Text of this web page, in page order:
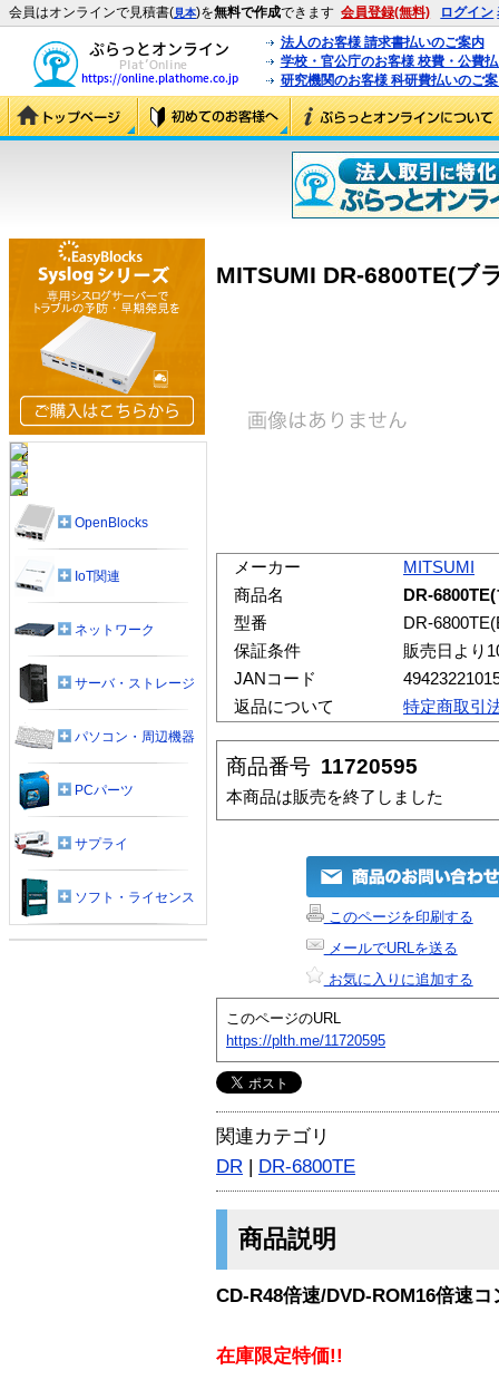
会員はオンラインで見積書(見本)を無料で作成できます 会員登録(無料) ログイン
法人のお客様 請求書払いのご案内
学校・官公庁のお客様 校費・公費
研究機関のお客様 科研費払いのご
MITSUMI DR-6800TE(ブ
メーカー
MITSUMI
商品名
DR-
型番
DR-
保証条件
販売日より
JANコード
返品について
特定商取引
商品番号 11720595
本商品は販売を終了しました
このページを印刷する
メールでURLを送る
お気に入りに追加する
このページのURL
https://plth.me/11720595
関連カテゴリ
DR | DR-6800TE
商品説明
CD-R48倍速/DVD-ROM16倍速
在庫限定特価!!
OpenBlocks
IoT関連
ネットワーク
サーバ・ストレージ
パソコン・周辺機器
PCパーツ
サプライ
ソフト・ライセンス